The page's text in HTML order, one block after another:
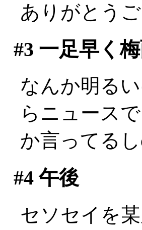
ありがとう
#3 一足早く
なんか明る
らニュース
か言ってる
#4午後
セソセイを